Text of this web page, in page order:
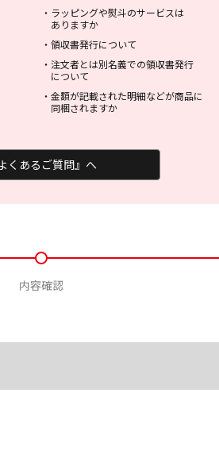
・ ラッピングや熨斗のサービスは
ありますか
・ 領収書発行について
・ 注文者とは別名義での領収書発行
について
・ 金額が記載された明細などが商品に
同梱されますか
くあるご質問』へ
内容確認